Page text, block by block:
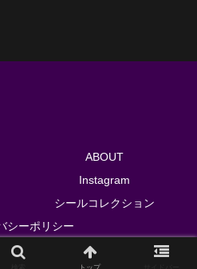
ABOUT
Instagram
シールコレクション
シーポリシー
sugippe.work.
トップ